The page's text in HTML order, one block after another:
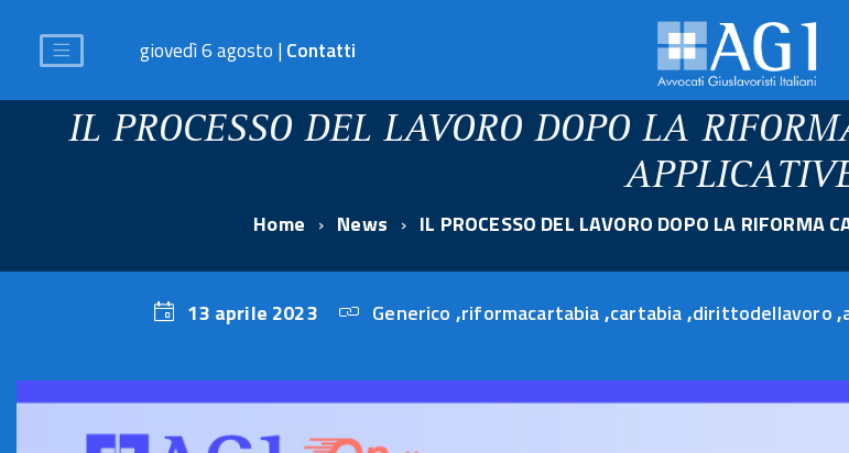
giovedì 6 agosto | Contatti
IL PROCESSO DEL LAVORO DOPO LA
Home News IL PROCESSO DEL LAVORO DOPO LA RIFORMA
13 aprile 2023
13
2023
Generico ,riformacartabia,cartabia,dirittodellavoro,